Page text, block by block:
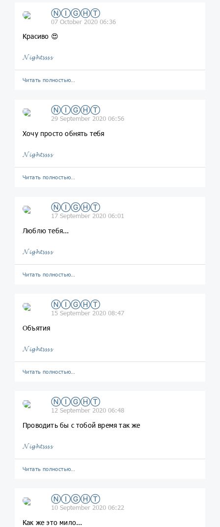
ⓃⒾⒼⒽⓉ
07 October 2020 06:36
Красиво 😍
𝓝𝓲𝓰𝓱𝓽𝓼𝓼𝓼𝓼
Читать полностью…
ⓃⒾⒼⒽⓉ
29 September 2020 06:56
Хочу просто обнять тебя
𝓝𝓲𝓰𝓱𝓽𝓼𝓼𝓼𝓼
Читать полностью…
ⓃⒾⒼⒽⓉ
17 September 2020 06:01
Люблю тебя...
𝓝𝓲𝓰𝓱𝓽𝓼𝓼𝓼𝓼
Читать полностью…
ⓃⒾⒼⒽⓉ
15 September 2020 08:47
Объятия
𝓝𝓲𝓰𝓱𝓽𝓼𝓼𝓼𝓼
Читать полностью…
ⓃⒾⒼⒽⓉ
12 September 2020 06:48
Проводить бы с тобой время так же
𝓝𝓲𝓰𝓱𝓽𝓼𝓼𝓼𝓼
Читать полностью…
ⓃⒾⒼⒽⓉ
10 September 2020 06:22
Как же это мило...